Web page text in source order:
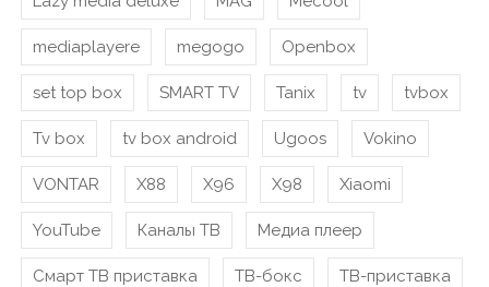
mediaplayere megogo Openbox
set top box SMART TV Tanix tv tvbox
Tv box tv box android Ugoos Vokino
VONTAR X88 X96 X98 Xiaomi
YouTube Каналы ТВ Медиа плеер
Смарт ТВ приставка ТВ-бокс ТВ-приставка